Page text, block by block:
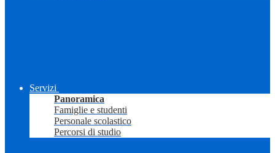
Servizi
Panoramica
Famiglie e studenti
Personale scolastico
Percorsi di studio